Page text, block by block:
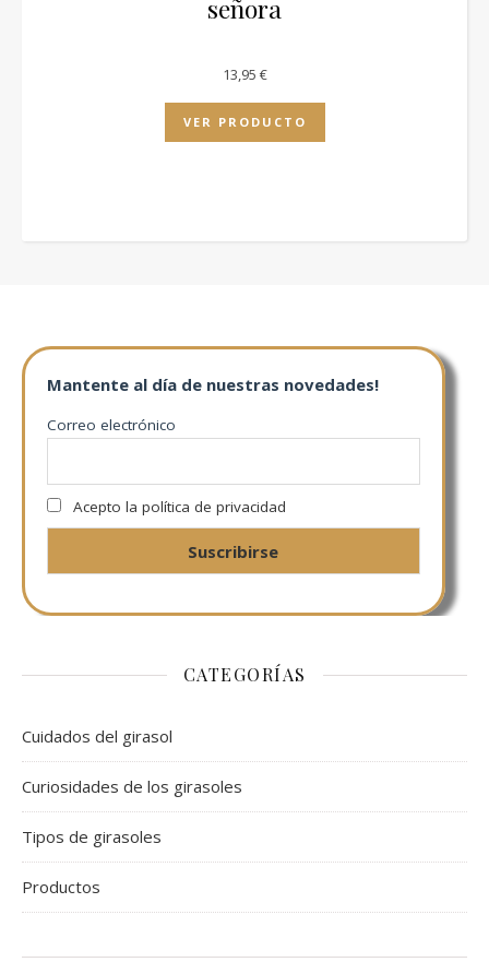
señora
13,95 €
VER PRODUCTO
Mantente al día de nuestras novedades!
Correo electrónico
Acepto la política de privacidad
CATEGORÍAS
Cuidados del girasol
Curiosidades de los girasoles
Tipos de girasoles
Productos